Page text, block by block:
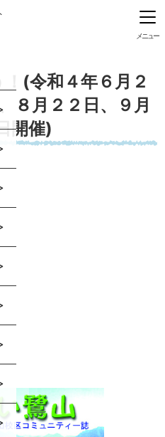
メニュー
！(令和４年６月２
８月２２日、９月
開催)